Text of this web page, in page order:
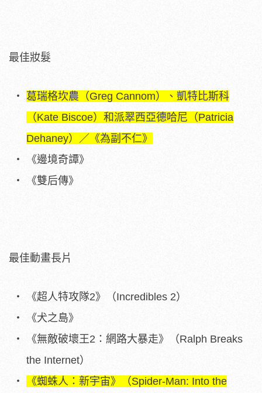
最佳妝髮
葛瑞格坎農（Greg Cannom）、凱特比斯科
（Kate Biscoe）和派翠西亞德哈尼（Patricia
Dehaney）／《為副不仁》
《邊境奇譚》
《雙后傳》
最佳動畫長片
《超人特攻隊2》（Incredibles 2）
《犬之島》
《無敵破壞王2：網路大暴走》（Ralph Breaks
the Internet）
《蜘蛛人：新宇宙》（Spider-Man: Into the